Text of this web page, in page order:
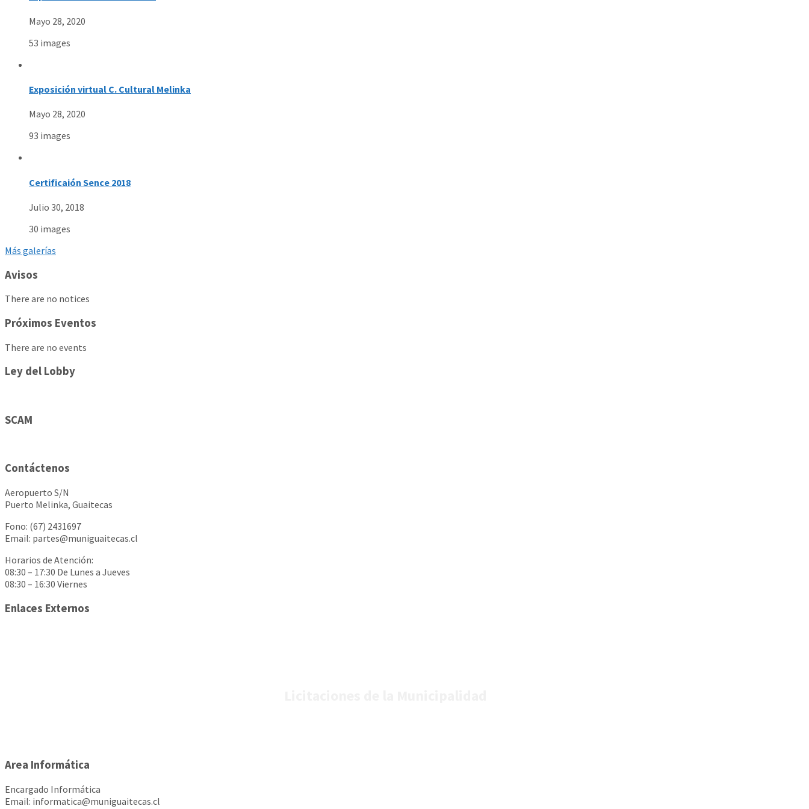
Mayo 28, 2020
53 images
Exposición virtual C. Cultural Melinka
Mayo 28, 2020
93 images
Certificaión Sence 2018
Julio 30, 2018
30 images
Más galerías
Avisos
There are no notices
Próximos Eventos
There are no events
Ley del Lobby
SCAM
Contáctenos
Aeropuerto S/N
Puerto Melinka, Guaitecas
Fono: (67) 2431697
Email: partes@muniguaitecas.cl
Horarios de Atención:
08:30 – 17:30 De Lunes a Jueves
08:30 – 16:30 Viernes
Enlaces Externos
Area Informática
Encargado Informática
Email: informatica@muniguaitecas.cl